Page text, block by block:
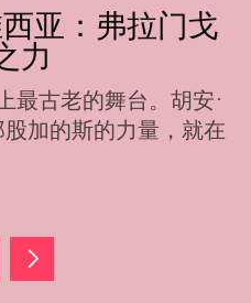
迪娅·德·乌特
·德·乌特雷拉的力量
当灵魂属于弗拉门